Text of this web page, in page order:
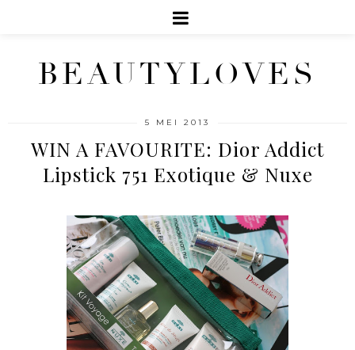
BEAUTYLOVES
5 MEI 2013
WIN A FAVOURITE: Dior Addict
Lipstick 751 Exotique & Nuxe